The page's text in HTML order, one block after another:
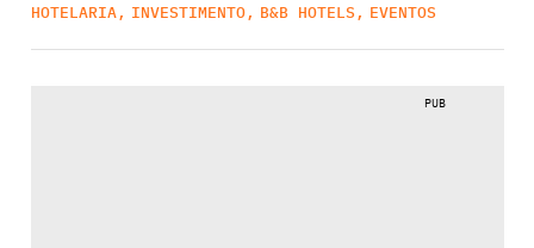
HOTELARIA, INVESTIMENTO, B&B HOTELS , EVENTOS
PUB